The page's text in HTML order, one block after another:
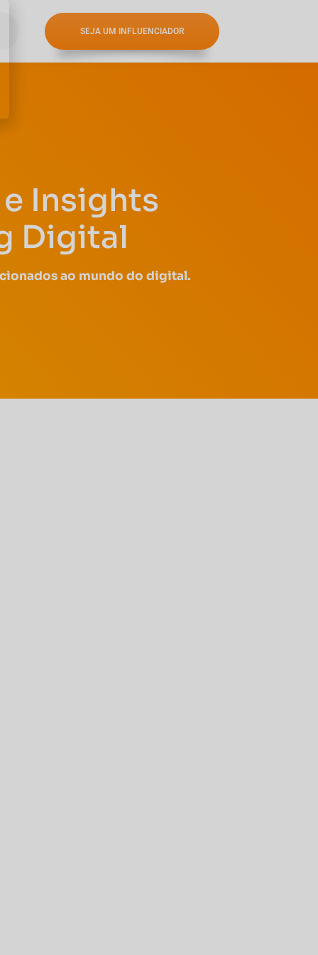
SEJA UM INFLUENCIADOR
Insights
Digital
ao mundo do digital.